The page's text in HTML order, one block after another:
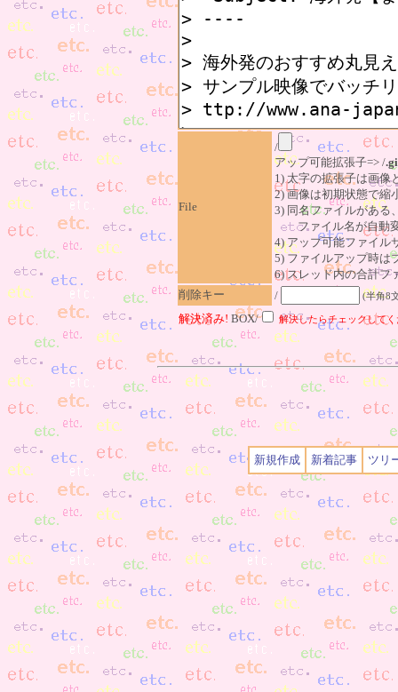
File
/
アップ可能拡張子=> /
1) 太字の拡張子は画像
2) 画像は初期状態で縮
3) 同名ファイルがある
ファイル名が自動
4) アップ可能ファイル
5) ファイルアップ時は
6) スレッド内の合計
削除キー
/ (半角8
解決済み! BOX/ 解決したらチェックして
新規作成 新着記事 ツリ